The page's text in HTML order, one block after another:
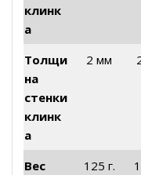
клинк
а
Толщи
на
стенки
клинк
а
2 мм
Вес
125 г.